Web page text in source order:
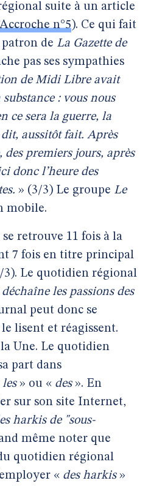
suite à un article
n°5). Ce qui fait
de La Gazette de
pas ses sympathies
de Midi Libre avait
: vous nous
ce sera la guerre, la
aussitôt fait. Après
premiers jours, après
donc l’heure des
» (3/3) Le groupe Le
mobile.
retrouve 11 fois à la
7 fois en titre principal
3). Le quotidien régional
les passions des
peut donc se
lisent et réagissent.
Une. Le quotidien
part dans
les» ou « des». En
sur son site Internet,
harkis de "sous-
même noter que
quotidien régional
« des harkis»